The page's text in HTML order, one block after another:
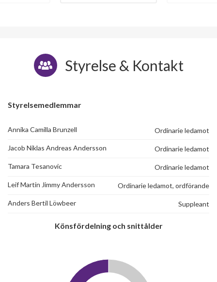
Styrelse & Kontakt
Styrelsemedlemmar
Annika Camilla Brunzell Ordinarie ledamot
Jacob Niklas Andreas Andersson Ordinarie ledamot
Tamara Tesanovic Ordinarie ledamot
Leif Martin Jimmy Andersson Ordinarie ledamot, ordförande
Anders Bertil Löwbeer Suppleant
Könsfördelning och snittålder